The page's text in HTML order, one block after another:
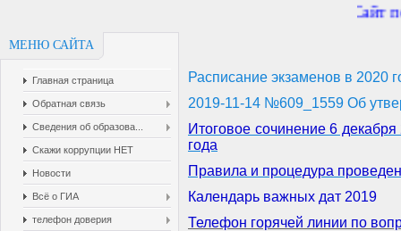
Сайт
МЕНЮ САЙТА
Главная страница
Обратная связь
Сведения об образова...
Скажи коррупции НЕТ
Новости
Всё о ГИА
телефон доверия
Расписание экзаменов в 2020
2019-11-14 №609_1559 Об
Итоговое сочинение 6
года
Правила и процедура
Календарь важных дат 2019
Телефон горячей линии по